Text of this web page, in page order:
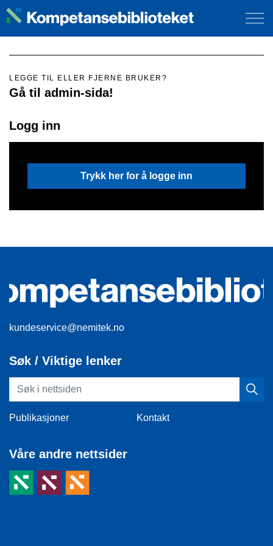
Logg inn
Trykk her for å logge inn
LEGGE TIL ELLER FJERNE BRUKER?
Gå til admin-sida!
kundeservice@nemitek.no
Søk / Viktige lenker
Publikasjoner Kontakt
Våre andre nettsider